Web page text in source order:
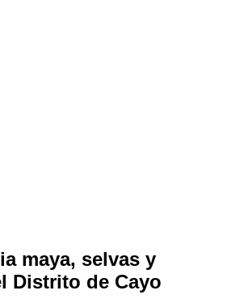
maya, selvas y
Distrito de Cayo